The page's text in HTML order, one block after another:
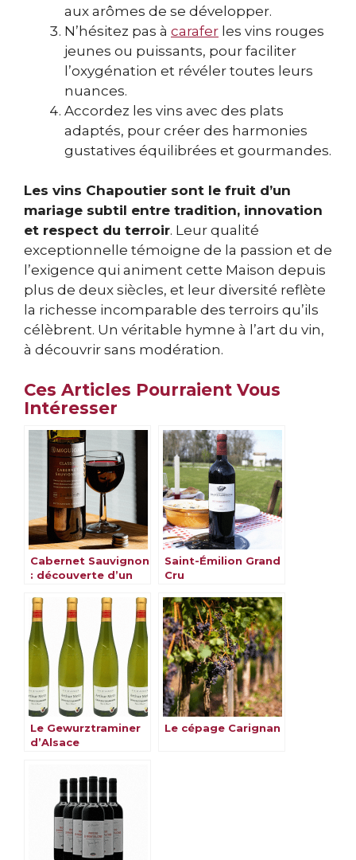
aux arômes de se développer.
N’hésitez pas à carafer les vins rouges
jeunes ou puissants, pour faciliter
l’oxygénation et révéler toutes leurs
nuances.
Accordez les vins avec des plats
adaptés, pour créer des harmonies
gustatives équilibrées et gourmandes.
Les vins Chapoutier sont le fruit d’un
mariage subtil entre tradition, innovation
et respect du terroir. Leur qualité
exceptionnelle témoigne de la passion et de
l’exigence qui animent cette Maison depuis
plus de deux siècles, et leur diversité reflète
la richesse incomparable des terroirs qu’ils
célèbrent. Un véritable hymne à l’art du vin,
à découvrir sans modération.
Ces Articles Pourraient Vous
Intéresser
Cabernet Sauvignon
: découverte d’un
emblématique
Saint-Émilion Grand
Cru
Le Gewurztraminer
d’Alsace
Le cépage Carignan